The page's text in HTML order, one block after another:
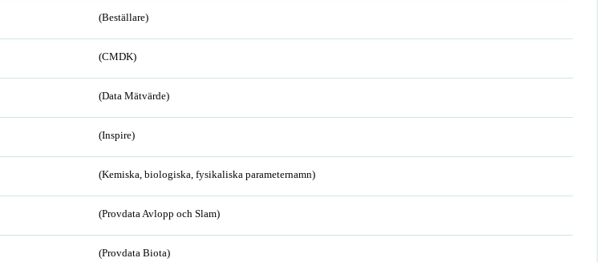
(Beställare)
(CMDK)
(Data Mätvärde)
(Inspire)
(Kemiska, biologiska, fysikaliska parameternamn)
(Provdata Avlopp och Slam)
(Provdata Biota)